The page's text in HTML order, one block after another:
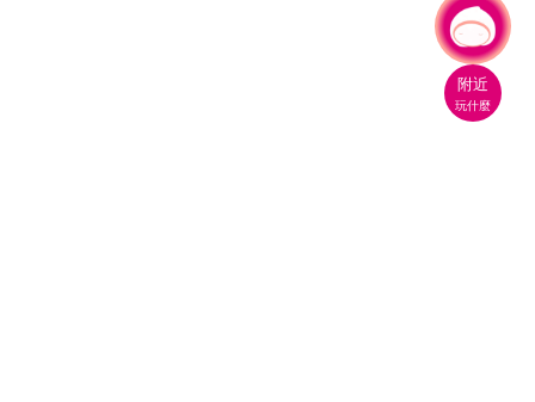
附近
玩什麼